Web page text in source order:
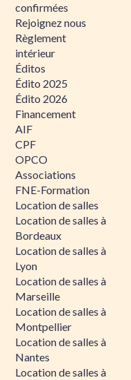
confirmées
Rejoignez nous
Règlement
intérieur
Éditos
Édito 2025
Édito 2026
Financement
AIF
CPF
OPCO
Associations
FNE-Formation
Location de salles
Location de salles à
Bordeaux
Location de salles à
Lyon
Location de salles à
Marseille
Location de salles à
Montpellier
Location de salles à
Nantes
Location de salles à